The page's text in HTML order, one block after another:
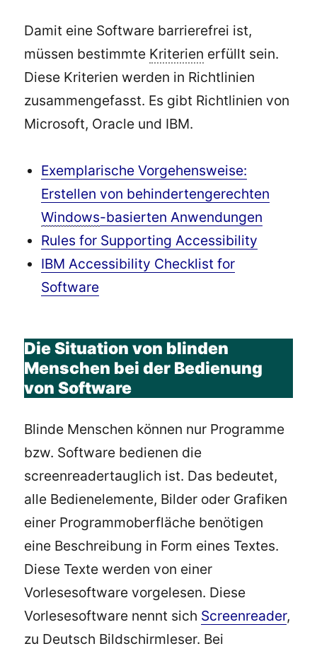
Damit eine Software barrierefrei ist,
müssen bestimmte Kriterien erfüllt sein.
Diese Kriterien werden in Richtlinien
zusammengefasst. Es gibt Richtlinien von
Microsoft, Oracle und IBM.
Exemplarische Vorgehensweise:
Erstellen von behindertengerechten
Windows-basierten Anwendungen
Rules for Supporting Accessibility
IBM Accessibility Checklist for
Software
Die Situation von blinden
Menschen bei der Bedienung
von Software
Blinde Menschen können nur Programme
bzw. Software bedienen die
screenreadertauglich ist. Das bedeutet,
alle Bedienelemente, Bilder oder Grafiken
einer Programmoberfläche benötigen
eine Beschreibung in Form eines Textes.
Diese Texte werden von einer
Vorlesesoftware vorgelesen. Diese
Vorlesesoftware nennt sich Screenreader,
zu Deutsch Bildschirmleser. Bei